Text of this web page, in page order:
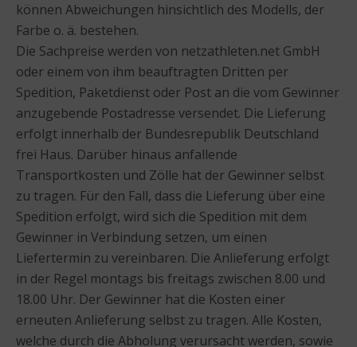
können Abweichungen hinsichtlich des Modells, der
Farbe o. ä. bestehen.
Die Sachpreise werden von netzathleten.net GmbH
oder einem von ihm beauftragten Dritten per
Spedition, Paketdienst oder Post an die vom Gewinner
anzugebende Postadresse versendet. Die Lieferung
erfolgt innerhalb der Bundesrepublik Deutschland
frei Haus. Darüber hinaus anfallende
Transportkosten und Zölle hat der Gewinner selbst
zu tragen. Für den Fall, dass die Lieferung über eine
Spedition erfolgt, wird sich die Spedition mit dem
Gewinner in Verbindung setzen, um einen
Liefertermin zu vereinbaren. Die Anlieferung erfolgt
in der Regel montags bis freitags zwischen 8.00 und
18.00 Uhr. Der Gewinner hat die Kosten einer
erneuten Anlieferung selbst zu tragen. Alle Kosten,
welche durch die Abholung verursacht werden, sowie